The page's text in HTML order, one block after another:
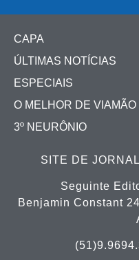
CAPA
ÚLTIMAS NOTÍCIAS
ESPECIAIS
O MELHOR DE VIAMÃO
3º NEURÔNIO
SITE DE
Seguinte
Benjamin Constant